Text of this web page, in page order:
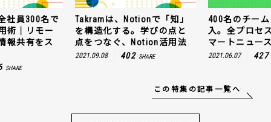
社員300名で
術｜リモー
報共有をス
SHARE
Takramは、Notionで「知」
を構造化する。学びの点と
点をつなぐ、Notion活用法
2021.09.08 402 SHARE
400名のチー
入。全プロセ
マートニュー
2021.06.07 427
この特集の記事一覧へ